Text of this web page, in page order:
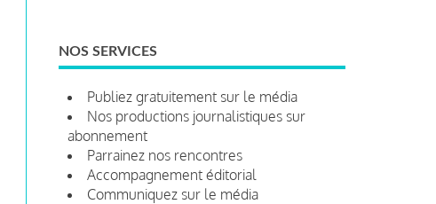
NOS SERVICES
Publiez gratuitement sur le média
Nos productions journalistiques sur
abonnement
Parrainez nos rencontres
Accompagnement éditorial
Communiquez sur le média